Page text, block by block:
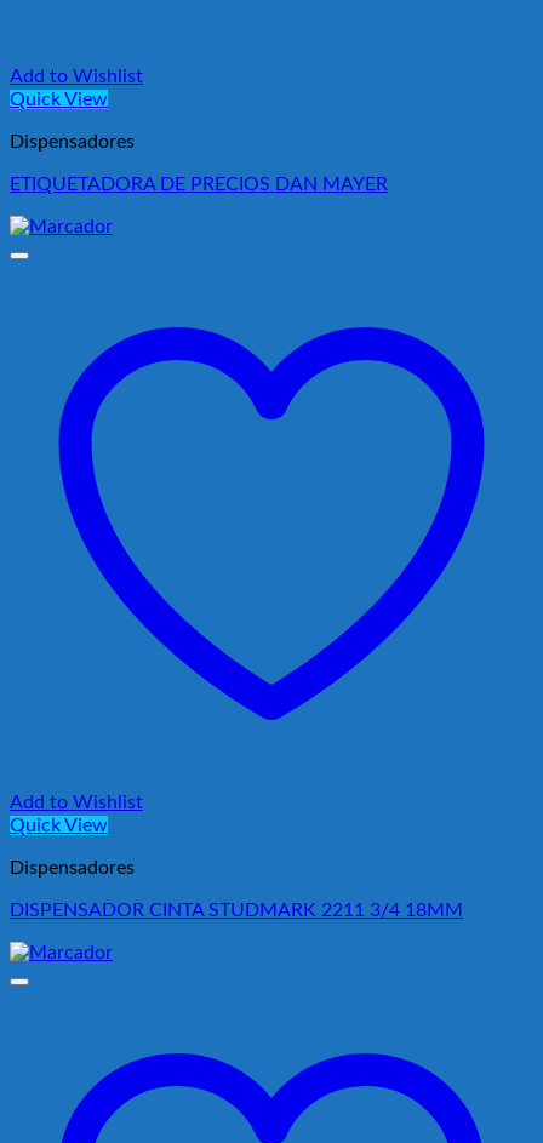
Add to Wishlist
Quick View
Dispensadores
ETIQUETADORA DE PRECIOS DAN MAYER
Add to Wishlist
Quick View
Dispensadores
DISPENSADOR CINTA STUDMARK 2211 3/4 18MM